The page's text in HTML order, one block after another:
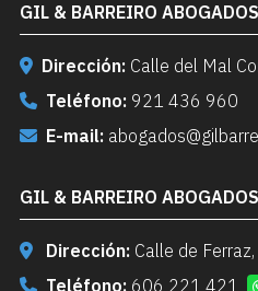
GIL & BARREIRO
Dirección: Calle del Mal
Teléfono: 921 436 960
E-mail:
GIL & BARREIRO
Dirección: Calle de
Teléfono: 606 221 421